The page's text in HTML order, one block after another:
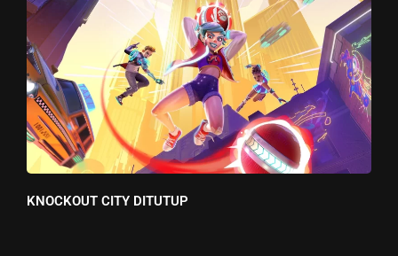
KNOCKOUT CITY DITUTUP